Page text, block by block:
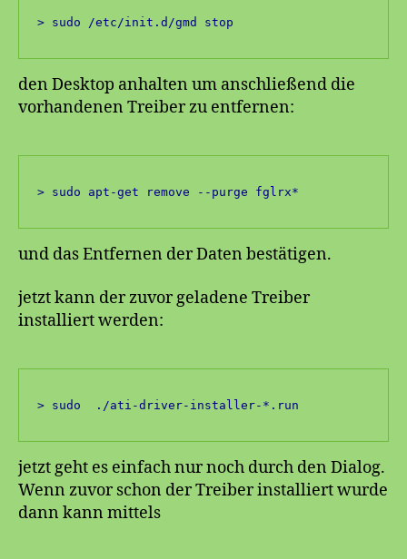
> sudo /etc/init.d/gmd stop
den Desktop anhalten um anschließend die
vorhandenen Treiber zu entfernen:
> sudo apt-get remove --purge fglrx*
und das Entfernen der Daten bestätigen.
jetzt kann der zuvor geladene Treiber
installiert werden:
> sudo  ./ati-driver-installer-*.run
jetzt geht es einfach nur noch durch den Dialog.
Wenn zuvor schon der Treiber installiert wurde
dann kann mittels